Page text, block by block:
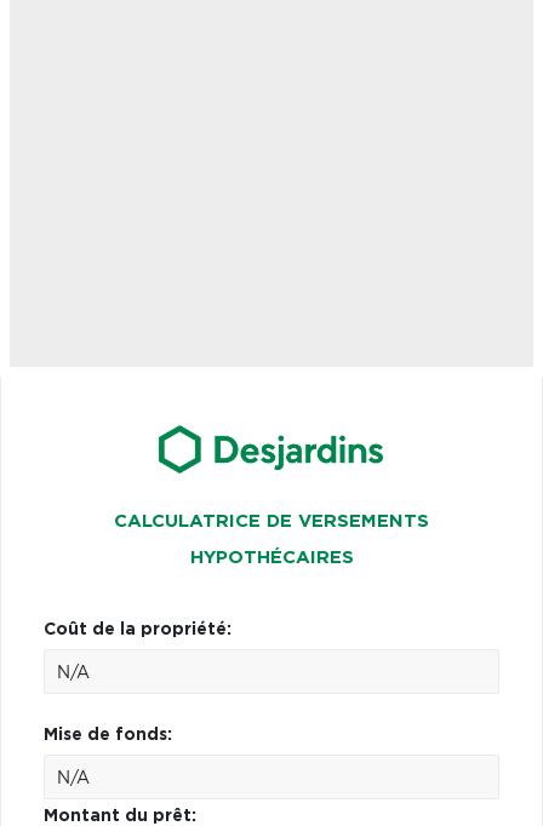
CALCULATRICE DE VERSEMENTS
HYPOTHÉCAIRES
Coût de la propriété:
Mise de fonds:
Montant du prêt: